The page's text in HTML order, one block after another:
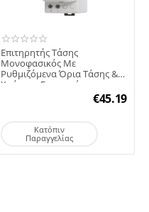
Επιτηρητής Τάσης
Μονοφασικός Με
Ρυθμιζόμενα Όρια Τάσης &
Χρόνους Επανεκκίνησης
€45.19
Κατόπιν
Παραγγελίας